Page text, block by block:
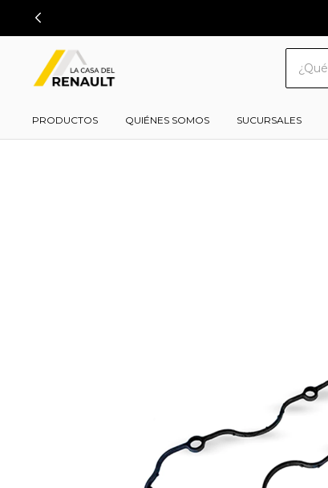
PRODUCTOS QUIÉNES SOMOS SUCURSALES